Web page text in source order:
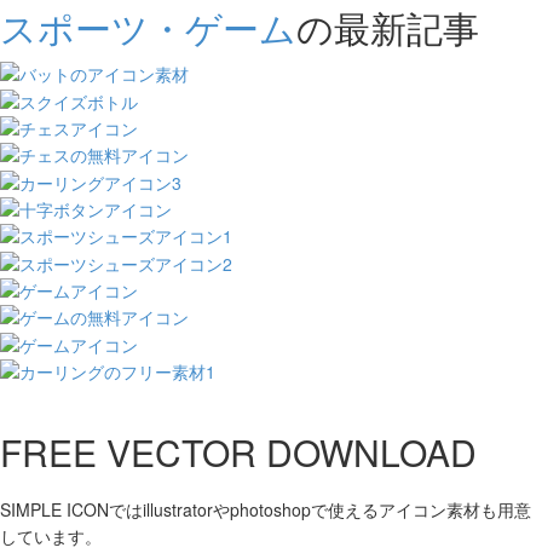
スポーツ・ゲームの最新記事
FREE VECTOR DOWNLOAD
SIMPLE ICONではillustratorやphotoshopで使えるアイコン素材も用意
しています。